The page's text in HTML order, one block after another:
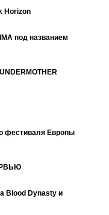
Horizon
под названием
фестиваля Европы
Blood Dynasty и